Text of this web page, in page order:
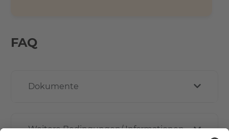
FAQ
Dokumente
Weitere Bedingungen/ Informationen